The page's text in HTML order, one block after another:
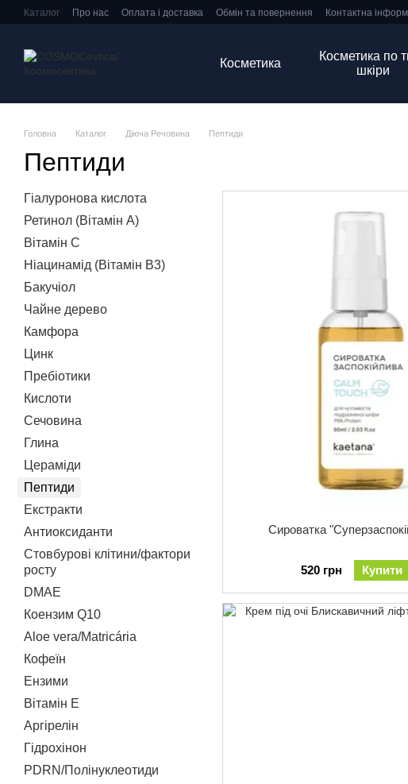
Перейти до основного контенту
Каталог Про нас Оплата і доставка Обмін та повернення Контактна
Косметика
Косметика по
шкіри
Головна Каталог Діюча Речовина Пептиди
Пептиди
Сироватка
520 грн Купити
Гіалуронова кислота
Ретинол (Вітамін А)
Вітамін С
Ніацинамід (Вітамін В3)
Бакучіол
Чайне дерево
Камфора
Цинк
Пребіотики
Кислоти
Сечовина
Глина
Цераміди
Пептиди
Екстракти
Антиоксиданти
Стовбурові клітини/фактори
росту
DMAE
Коензим Q10
Aloe vera/Matricária
Кофеїн
Ензими
Вітамін Е
Аргірелін
Гідрохінон
PDRN/Полінуклеотиди